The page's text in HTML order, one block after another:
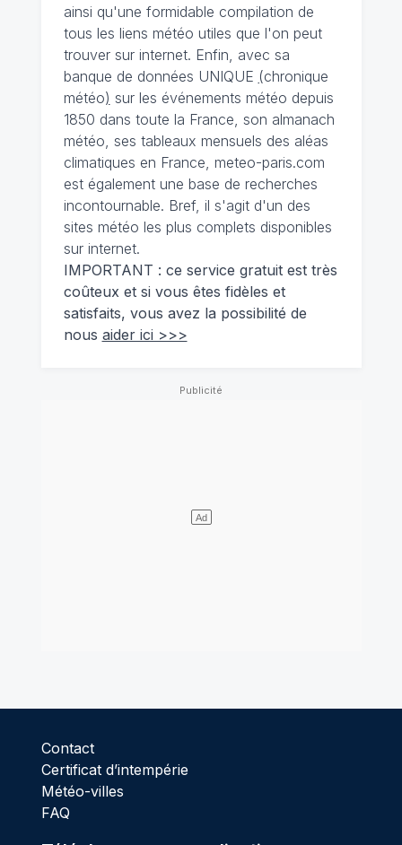
ainsi qu'une formidable compilation de
tous les liens météo utiles que l'on peut
trouver sur internet. Enfin, avec sa
banque de données UNIQUE (chronique
météo) sur les événements météo depuis
1850 dans toute la France, son almanach
météo, ses tableaux mensuels des aléas
climatiques en France, meteo-paris.com
est également une base de recherches
incontournable. Bref, il s'agit d'un des
sites météo les plus complets disponibles
sur internet.
IMPORTANT : ce service gratuit est très
coûteux et si vous êtes fidèles et
satisfaits, vous avez la possibilité de
nous aider ici >>>
Contact
Certificat d’intempérie
Météo-villes
FAQ